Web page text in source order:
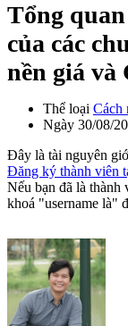
Tổng
của các
nền giá và
Thể loại Cách
Ngày 30/08/
Đây là tài nguyên
Đăng ký thành viên
Nếu bạn đã là
khoá "username là"